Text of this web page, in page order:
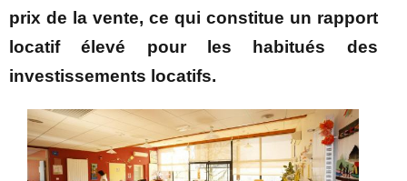
prix de la vente, ce qui constitue un rapport
locatif élevé pour les habitués des
investissements locatifs.